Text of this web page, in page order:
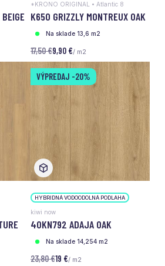
*KRONO ORIGINAL • Atlantic 8
K650 GRIZZLY MONTREUX OAK
Na sklade 13,6 m2
17,50 €9,90 €/ m2
VÝPREDAJ -20%
HYBRIDNÁ VODOODOLNÁ PODLAHA
kiwi now
40KN792 ADAJA OAK
Na sklade 14,254 m2
23,80 €19 €/ m2